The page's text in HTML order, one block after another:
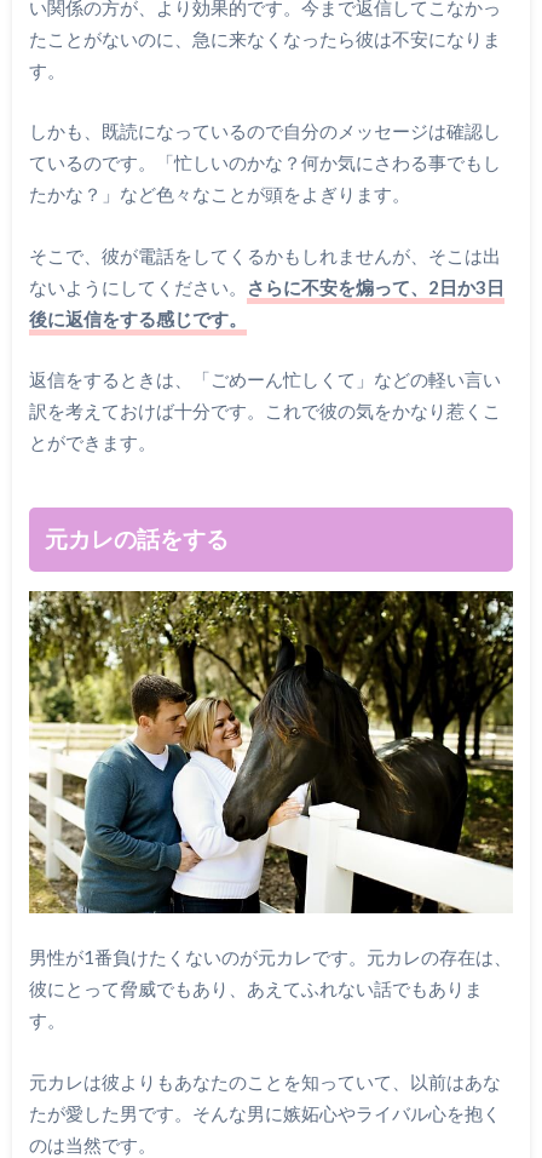
い関係の方が、より効果的です。今まで返信してこなかっ
たことがないのに、急に来なくなったら彼は不安になりま
す。
しかも、既読になっているので自分のメッセージは確認し
ているのです。「忙しいのかな？何か気にさわる事でもし
たかな？」など色々なことが頭をよぎります。
そこで、彼が電話をしてくるかもしれませんが、そこは出
ないようにしてください。
さらに不安を煽って、2日か3日
後に返信をする感じです。
返信をするときは、「ごめーん忙しくて」などの軽い言い
訳を考えておけば十分です。これで彼の気をかなり惹くこ
とができます。
元カレの話をする
男性が1番負けたくないのが元カレです。元カレの存在は、
彼にとって脅威でもあり、あえてふれない話でもありま
す。
元カレは彼よりもあなたのことを知っていて、以前はあな
たが愛した男です。そんな男に嫉妬心やライバル心を抱く
のは当然です。